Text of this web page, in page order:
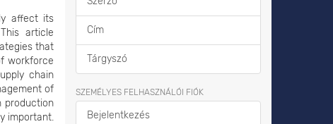
affect its
article
that
workforce
chain
of
production
important.
Cím
Tárgyszó
SZEMÉLYES FELHASZNÁLÓI FIÓK
Bejelentkezés